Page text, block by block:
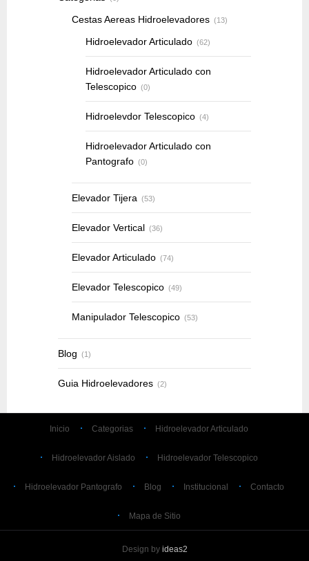
Cestas Aereas Hidroelevadores (13)
Hidroelevador Articulado (62)
Hidroelevador Articulado con
Telescopico (0)
Hidroelevdor Telescopico (4)
Hidroelevador Articulado con
Pantografo (0)
Elevador Tijera (53)
Elevador Vertical (36)
Elevador Articulado (74)
Elevador Telescopico (49)
Manipulador Telescopico (53)
Blog (1)
Guia Hidroelevadores (2)
Inicio Categorias Hidroelevador Articulado
Hidroelevador Aislado Hidroelevador Telescopico
Hidroelevador Pantografo Blog Institucional Contacto
Mapa de Sitio
Design by ideas2